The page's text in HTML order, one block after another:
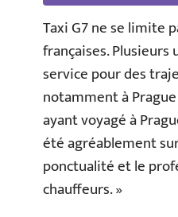
Taxi G7 ne se limite
françaises.
service pour des
notamment à
ayant voyagé à
été agréablement
ponctualité et le
chauffeurs. »